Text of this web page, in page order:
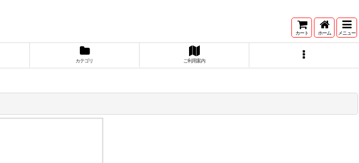
カート ホーム メニュー
カテゴリ ご利用案内